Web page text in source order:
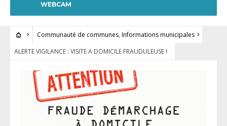
WEBCAM
Communauté de communes, Informations municipales
ALERTE VIGILANCE : VISITE A DOMICILE FRAUDULEUSE !